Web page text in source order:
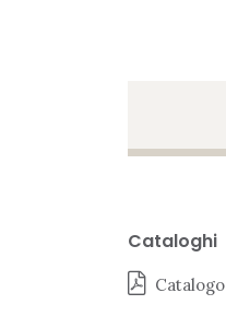
Cataloghi
Catalogo